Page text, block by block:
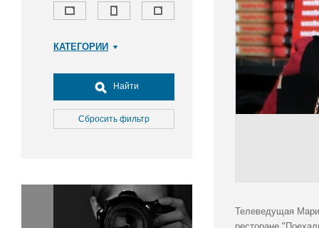
КАТЕГОРИИ
Досуг, туризм и отдых
Культура
Медицина
Окружающая среда
Политика
Правосудие
Найти
Сбросить фильтр
Телеведущая